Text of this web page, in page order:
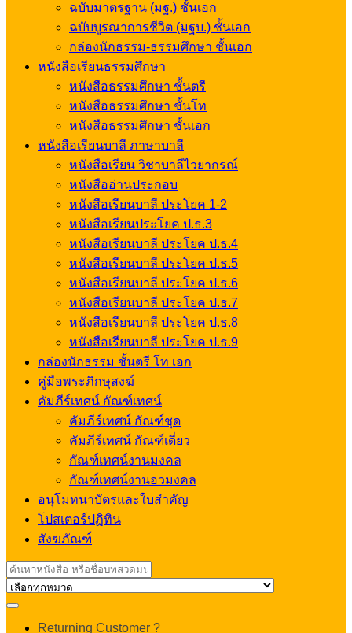
ฉบับมาตรฐาน (มฐ.) ชั้นเอก
ฉบับบูรณาการชีวิต (มฐบ.) ชั้นเอก
กล่องนักธรรม-ธรรมศึกษา ชั้นเอก
หนังสือเรียนธรรมศึกษา
หนังสือธรรมศึกษา ชั้นตรี
หนังสือธรรมศึกษา ชั้นโท
หนังสือธรรมศึกษา ชั้นเอก
หนังสือเรียนบาลี ภาษาบาลี
หนังสือเรียน วิชาบาลีไวยากรณ์
หนังสืออ่านประกอบ
หนังสือเรียนบาลี ประโยค 1-2
หนังสือเรียนประโยค ป.ธ.3
หนังสือเรียนบาลี ประโยค ป.ธ.4
หนังสือเรียนบาลี ประโยค ป.ธ.5
หนังสือเรียนบาลี ประโยค ป.ธ.6
หนังสือเรียนบาลี ประโยค ป.ธ.7
หนังสือเรียนบาลี ประโยค ป.ธ.8
หนังสือเรียนบาลี ประโยค ป.ธ.9
กล่องนักธรรม ชั้นตรี โท เอก
คู่มือพระภิกษุสงฆ์
คัมภีร์เทศน์ กัณฑ์เทศน์
คัมภีร์เทศน์ กัณฑ์ชุด
คัมภีร์เทศน์ กัณฑ์เดี่ยว
กัณฑ์เทศน์งานมงคล
กัณฑ์เทศน์งานอวมงคล
อนุโมทนาบัตรและใบสำคัญ
โปสเตอร์ปฏิทิน
สังฆภัณฑ์
Search
for:
Returning Customer ?